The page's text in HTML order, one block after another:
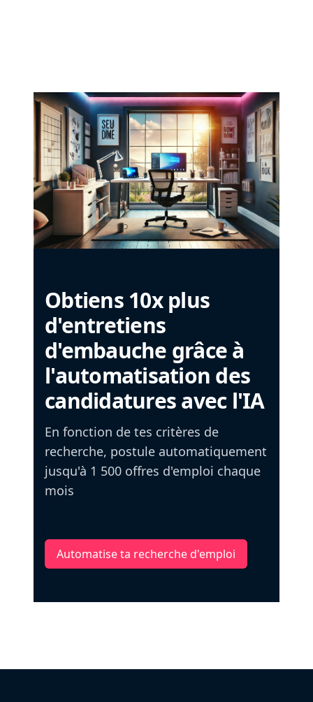
Obtiens 10x plus
d'entretiens
d'embauche grâce à
l'automatisation des
candidatures avec l'IA
En fonction de tes critères de
recherche, postule automatiquement
jusqu'à 1 500 offres d'emploi chaque
mois
Automatise ta recherche d'emploi